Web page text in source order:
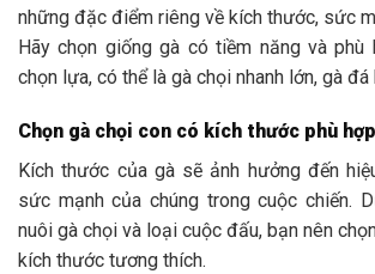
những đặc điểm riêng về kích thước, sức
Hãy chọn giống gà có tiềm năng và
chọn lựa, có thể là gà chọi nhanh lớn, gà đá
Chọn gà chọi con có kích thước phù hợp
Kích thước của gà sẽ ảnh hưởng đến
sức mạnh của chúng trong cuộc chiến.
nuôi gà chọi và loại cuộc đấu, bạn nên
kích thước tương thích.